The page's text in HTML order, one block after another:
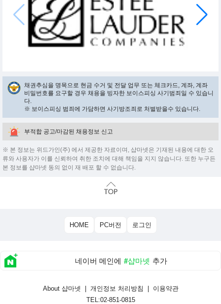
채권추심을 명목으로 현금 수거 및 전달 업무 또는 체크카드, 계좌, 계좌
비밀번호를 요구할 경우 채용을 빙자한 보이스피싱 사기범죄일 수 있습니
다.
※ 보이스피싱 범죄에 가담하면 사기방조죄로 처벌받을수 있습니다.
부적합 공고/마감된 채용정보 신고
※ 본 정보는 위드가인(주) 에서 제공한 자료이며, 샵마넷은 기재된 내용에 대한 오
류와 사용자가 이를 신뢰하여 취한 조치에 대해 책임을 지지 않습니다. 또한 누구든
본 정보를 샵마넷 동의 없이 재 배포 할 수 없습니다.
HOME PC버전 로그인
네이버 메인에 #샵마넷 추가
About 샵마넷 개인정보 처리방침
이용약관
TEL:02-851-0815